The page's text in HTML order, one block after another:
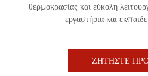
θερμοκρασίας και εύκολη
εργαστήρια και
ΖΗΤΗΣΤΕ